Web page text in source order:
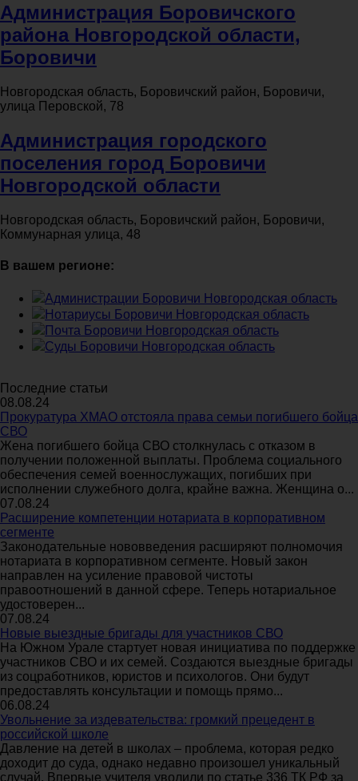
Администрация Боровичского
района Новгородской области,
Боровичи
Новгородская область, Боровичский район, Боровичи,
улица Перовской, 78
Администрация городского
поселения город Боровичи
Новгородской области
Новгородская область, Боровичский район, Боровичи,
Коммунарная улица, 48
В вашем регионе:
Администрации Боровичи Новгородская область
Нотариусы Боровичи Новгородская область
Почта Боровичи Новгородская область
Суды Боровичи Новгородская область
Последние статьи
08.08.24
Прокуратура ХМАО отстояла права семьи погибшего бойца
СВО
Жена погибшего бойца СВО столкнулась с отказом в
получении положенной выплаты. Проблема социального
обеспечения семей военнослужащих, погибших при
исполнении служебного долга, крайне важна. Женщина о...
07.08.24
Расширение компетенции нотариата в корпоративном
сегменте
Законодательные нововведения расширяют полномочия
нотариата в корпоративном сегменте. Новый закон
направлен на усиление правовой чистоты
правоотношений в данной сфере. Теперь нотариальное
удостоверен...
07.08.24
Новые выездные бригады для участников СВО
На Южном Урале стартует новая инициатива по поддержке
участников СВО и их семей. Создаются выездные бригады
из соцработников, юристов и психологов. Они будут
предоставлять консультации и помощь прямо...
06.08.24
Увольнение за издевательства: громкий прецедент в
российской школе
Давление на детей в школах – проблема, которая редко
доходит до суда, однако недавно произошел уникальный
случай. Впервые учителя уволили по статье 336 ТК РФ за